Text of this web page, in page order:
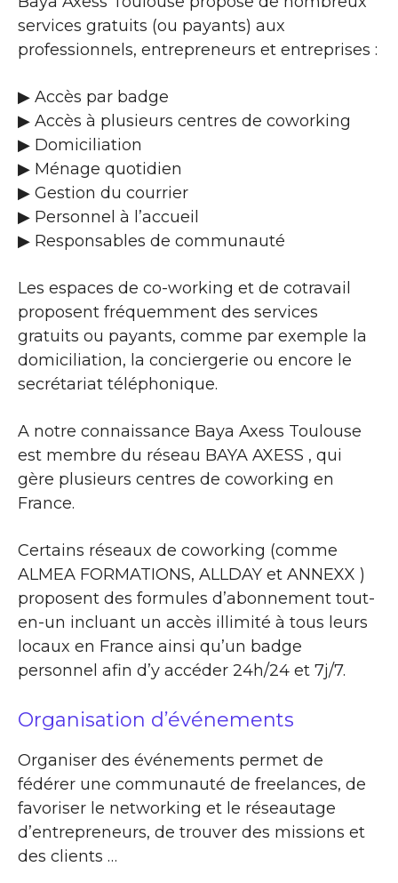
services gratuits (ou payants) aux
professionnels, entrepreneurs et entreprises :
▶​ Accès par badge
▶​ Accès à plusieurs centres de coworking
▶​ Domiciliation
▶​ Ménage quotidien
▶​ Gestion du courrier
▶​ Personnel à l’accueil
▶​ Responsables de communauté
Les espaces de co-working et de cotravail
proposent fréquemment des services
gratuits ou payants, comme par exemple la
domiciliation, la conciergerie ou encore le
secrétariat téléphonique.
A notre connaissance Baya Axess Toulouse
est membre du réseau BAYA AXESS , qui
gère plusieurs centres de coworking en
France.
Certains réseaux de coworking (comme
ALMEA FORMATIONS, ALLDAY et ANNEXX )
proposent des formules d’abonnement tout-
en-un incluant un accès illimité à tous leurs
locaux en France ainsi qu’un badge
personnel afin d’y accéder 24h/24 et 7j/7.
Organisation d’événements
Organiser des événements permet de
fédérer une communauté de freelances, de
favoriser le networking et le réseautage
d’entrepreneurs, de trouver des missions et
des clients …